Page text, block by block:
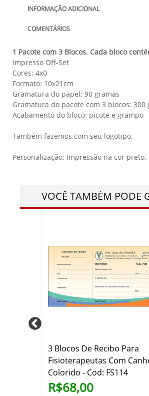
INFORMAÇÃO ADICIONAL
COMENTÁRIOS
1 Pacote com 3 Blocos. Cada bloco
Impresso Off-Set
Cores: 4x0
Formato: 10x21cm
Gramatura do papel: 90 gramas
Gramatura do pacote com 3 blocos: 300
Acabamento do bloco: picote e grampo
Também fazemos com seu logotipo.
Personalização: Impressão na cor preto.
VOCÊ TAMBÉM PODE
3 Blocos De Recibo Para
Fisioterapeutas Com
Colorido - Cod: FS114
R$68,00